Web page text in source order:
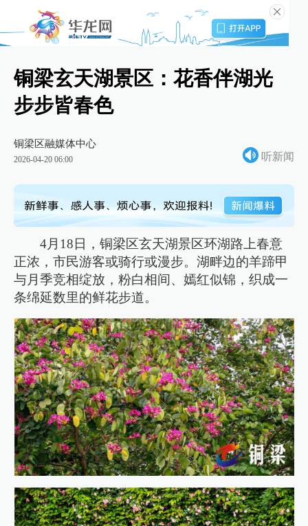
铜梁玄天湖景区：花香伴湖光
步步皆春色
铜梁区融媒体中心
2026-04-20 06:00 听新闻
4月18日，铜梁区玄天湖景区环湖路上春意
正浓，市民游客或骑行或漫步。湖畔边的羊蹄甲
与月季竞相绽放，粉白相间、嫣红似锦，织成一
条绵延数里的鲜花步道。